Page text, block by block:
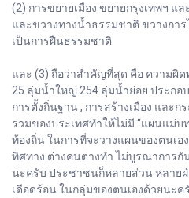
(2) การขยายเมือง ขยายกรุงเทพฯ
และขวางทางน้ำธรรมชาติ ขวางกา
เป็นการฝืนธรรมชาติ
และ (3) ถือว่าสำคัญที่สุด คือ ความผิ
25 ลุ่มน้ำใหญ่ 254 ลุ่มน้ำย่อย ประกอ
การตั้งถิ่นฐาน , การสร้างเมือง และ
รวมของประเทศทำให้ไม่มี “แผนแม่
ท้องถิ่น ในการที่จะวางแผนของตนเอ
ทิศทาง ต่างคนต่างทำ ไม่บูรณาการกั
นะครับ ประชาชนก็หลายส่วน หลาย
เดือดร้อน ในกลุ่มของตนเองด้วยนะ